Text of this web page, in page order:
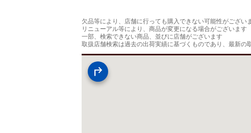
欠品等により、店舗に行っても購入できない可能性がござい
リニューアル等により、商品が変更になる場合がございます
一部、検索できない商品、並びに店舗がございます
取扱店舗検索は過去の出荷実績に基づくものであり、最新の